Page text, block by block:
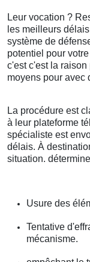
Leur vocation ?
les meilleurs
système de
potentiel pour
c'est c'est la
moyens pour avec
La procédure est
à leur plateforme
spécialiste est
délais. À
situation.
Usure des
Tentative
mécanisme.